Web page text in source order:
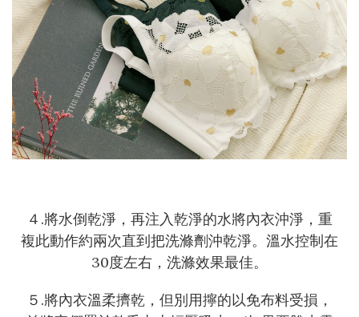
４.將水倒乾淨，再注入乾淨的水將內衣沖淨，重
複此動作約兩次直到把洗滌劑沖乾淨。溫水控制在
30度左右，洗滌效果最佳。
５.將內衣溫柔擠乾，但別用擰的以免布料受損，